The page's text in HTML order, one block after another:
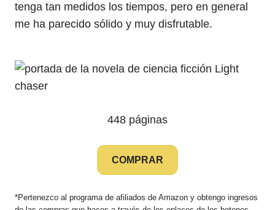
tenga tan medidos los tiempos, pero en general
me ha parecido sólido y muy disfrutable.
448 páginas
COMPRAR
*Pertenezco al programa de afiliados de Amazon y obtengo ingresos